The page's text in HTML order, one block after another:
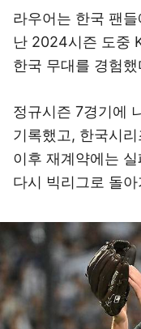
라우어는 한국 팬
난 2024시즌 도중
한국 무대를 경험했
정규시즌 7경기에
기록했고, 한국시
이후 재계약에는
다시 빅리그로 돌